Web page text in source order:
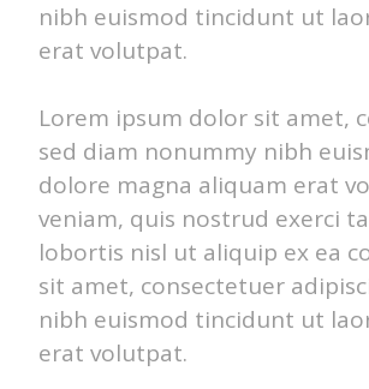
nibh euismod tincidunt ut
erat volutpat.
Lorem ipsum dolor sit amet,
sed diam nonummy nibh
dolore magna aliquam erat
veniam, quis nostrud exerci
lobortis nisl ut aliquip ex ea
sit amet, consectetuer
nibh euismod tincidunt ut
erat volutpat.